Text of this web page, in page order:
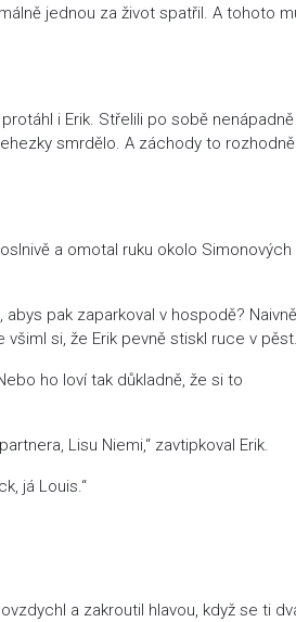
jednou za život spatřil. A tohoto
i Erik. Střelili po sobě nenápadně
smrdělo. A záchody to rozhodně
a omotal ruku okolo Simonových
pak zaparkoval v hospodě? Naivně
si, že Erik pevně stiskl ruce v pěst.
ho loví tak důkladně, že si to
Lisu Niemi,“ zavtipkoval Erik.
já Louis.“
a zakroutil hlavou, když se ti